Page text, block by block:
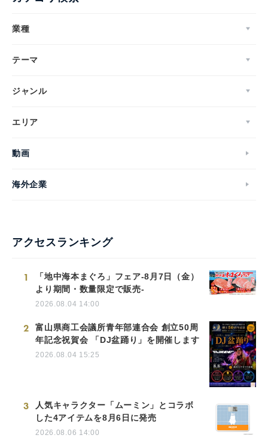
業種
テーマ
ジャンル
エリア
動画
海外企業
アクセスランキング
1
「地中海本まぐろ」フェア-8月7日（金）
より期間・数量限定で販売-
2026.08.04 14:00
2
富山県商工会議所青年部連合会 創立50周
年記念祝賀会 「DJ盆踊り」を開催します
2026.08.04 15:25
3
人気キャラクター「ムーミン」とコラボ
した4アイテムを8月6日に発売
2026.08.06 14:00